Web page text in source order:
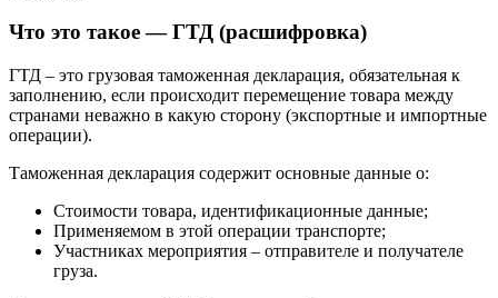
Что это такое — ГТД (расшифровка)
ГТД – это грузовая таможенная декларация, обязательная к
заполнению, если происходит перемещение товара между
странами неважно в какую сторону (экспортные и импортные
операции).
Таможенная декларация содержит основные данные о:
Стоимости товара, идентификационные данные;
Применяемом в этой операции транспорте;
Участниках мероприятия – отправителе и получателе
груза.